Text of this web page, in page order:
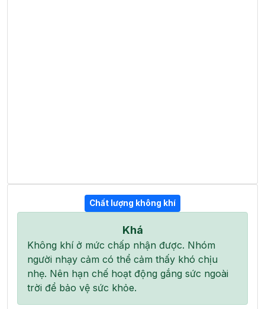
Chất lượng không khí
Khá
Không khí ở mức chấp nhận được. Nhóm
người nhạy cảm có thể cảm thấy khó chịu
nhẹ. Nên hạn chế hoạt động gắng sức ngoài
trời để bảo vệ sức khỏe.